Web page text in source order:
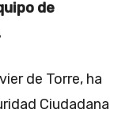
de
de Torre, ha
Ciudadana